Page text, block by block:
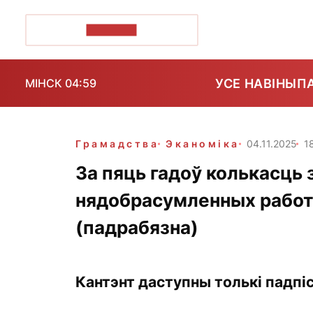
МІНСК 04:59 УСЕ НАВІНЫ
Грамадства Эканоміка 04.11.2025
За пяць гадоў колькасць
нядобрасумленных
(падрабязна)
Кантэнт даступны толькі